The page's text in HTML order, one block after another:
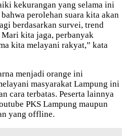
kekurangan yang selama ini
perolehan suara kita akan
berdasarkan survei, trend
kita jaga, perbanyak
kita melayani rakyat,” kata
menjadi orange ini
masyarakat Lampung ini
cara terbatas. Peserta lainnya
PKS Lampung maupun
yang offline.